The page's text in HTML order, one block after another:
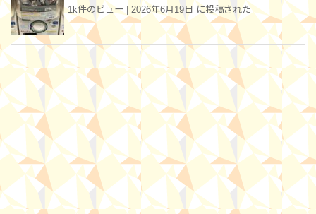
1k件のビュー| 2026年6月19日 に投稿された